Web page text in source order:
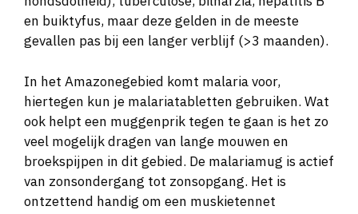
en buiktyfus, maar deze gelden in de meeste
gevallen pas bij een langer verblijf (>3 maanden).
In het Amazonegebied komt malaria voor,
hiertegen kun je malariatabletten gebruiken. Wat
ook helpt een muggenprik tegen te gaan is het zo
veel mogelijk dragen van lange mouwen en
broekspijpen in dit gebied. De malariamug is actief
van zonsondergang tot zonsopgang. Het is
ontzettend handig om een muskietennet